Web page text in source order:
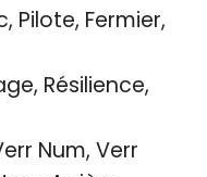
Pilote, Fermier,
Résilience,
Num, Verr